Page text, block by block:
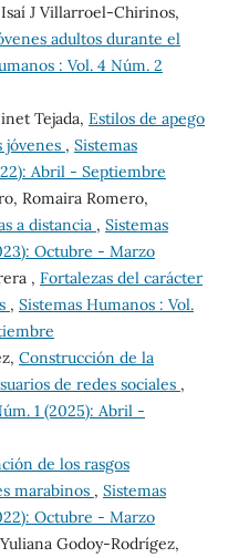
J Villarroel-Chirinos,
adultos durante el
: Vol. 4 Núm. 2
Tejada, Estilos de apego
jóvenes , Sistemas
Abril - Septiembre
Romaira Romero,
a distancia , Sistemas
Octubre - Marzo
, Fortalezas del carácter
, Sistemas Humanos : Vol.
Construcción de la
de redes sociales ,
1 (2025): Abril -
de los rasgos
marabinos , Sistemas
Octubre - Marzo
Godoy-Rodrígez,